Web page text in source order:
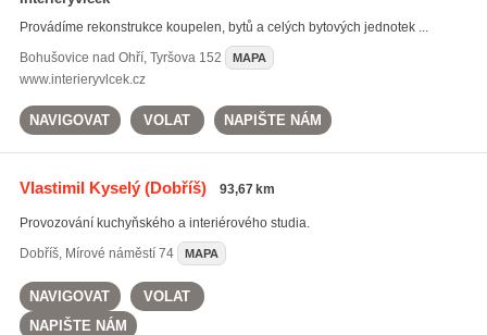
Provádíme rekonstrukce koupelen, bytů a celých bytových jednotek ...
Bohušovice nad Ohří, Tyršova 152 MAPA
www.interieryvlcek.cz
NAVIGOVAT VOLAT NAPIŠTE NÁM
Vlastimil Kyselý(Dobříš) 93,67 km
Provozování kuchyňského a interiérového studia.
Dobříš, Mírové náměstí 74 MAPA
NAVIGOVAT
VOLAT
NAPIŠTE NÁM